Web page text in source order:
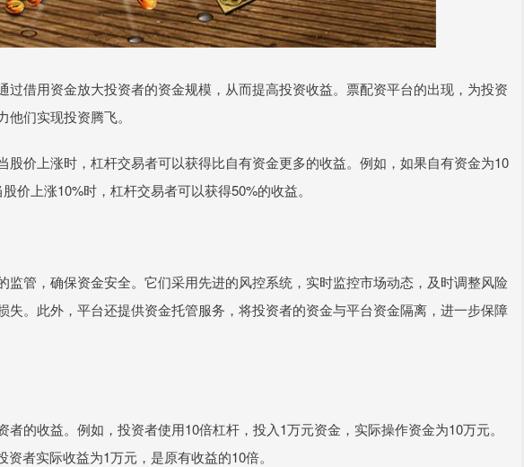
过借用资金放大投资者的资金规模，从而提高投资收益。票配资平台的出现，为投资
们实现投资腾飞。
股价上涨时，杠杆交易者可以获得比自有资金更多的收益。例如，如果自有资金为10
价上涨10%时，杠杆交易者可以获得50%的收益。
监管，确保资金安全。它们采用先进的风控系统，实时监控市场动态，及时调整风险
失。此外，平台还提供资金托管服务，将投资者的资金与平台资金隔离，进一步保障
者的收益。例如，投资者使用10倍杠杆，投入1万元资金，实际操作资金为10万元。
者实际收益为1万元，是原有收益的10倍。